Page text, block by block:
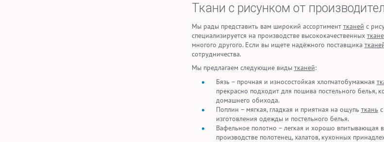
Ткани с рисунком от
Мы рады представить вам широкий ассортимент тканей с
специализируется на производстве высококачественных
многого другого. Если вы ищете надёжного поставщика
сотрудничества.
Мы предлагаем следующие виды тканей:
Бязь – прочная и износостойкая хлопчатобумажная
прекрасно подходит для пошива постельного белья,
домашнего обихода.
Поплин – мягкая, гладкая и приятная на ощупь ткань
изготовления одежды и постельного белья.
Вафельное полотно – легкая и хорошо впитывающая
производстве полотенец, халатов, кухонных